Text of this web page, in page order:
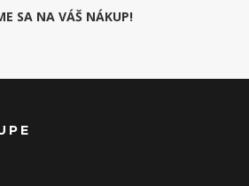
SA NA VÁŠ NÁKUP!